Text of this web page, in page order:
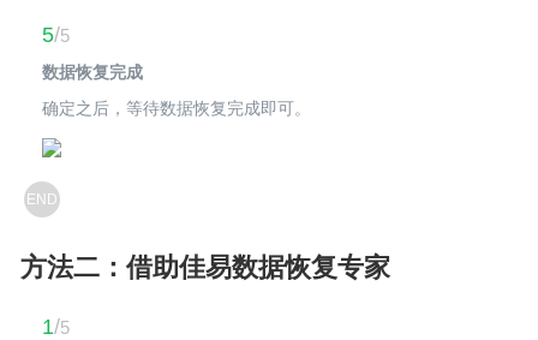
5/5
数据恢复完成
确定之后，等待数据恢复完成即可。
END
方法二：借助佳易数据恢复专家
1/5